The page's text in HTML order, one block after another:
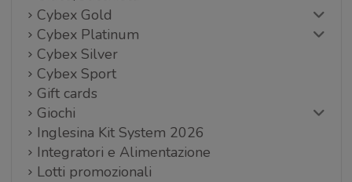
Cybex Gold
Cybex Platinum
Cybex Silver
Cybex Sport
Gift cards
Giochi
Inglesina Kit System 2026
Integratori e Alimentazione
Lotti promozionali